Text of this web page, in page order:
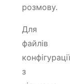
розмову.
Для
файлів
конфігурації
з